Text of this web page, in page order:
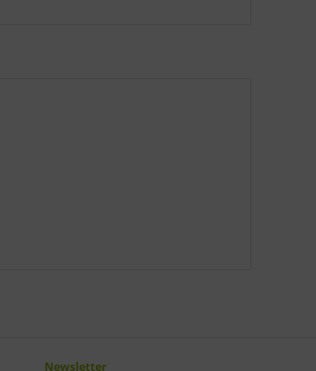
Newsletter